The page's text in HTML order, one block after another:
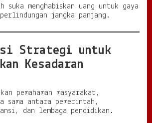
suka menghabiskan uang untuk gaya
jangka panjang.
Strategi untuk
Kesadaran
pemahaman masyarakat,
sama antara pemerintah,
dan lembaga pendidikan.